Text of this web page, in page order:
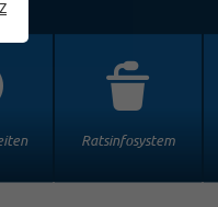
Ratsinfosystem